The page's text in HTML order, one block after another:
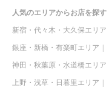
人気のエリアからお店を探す
新宿・代々木・大久保エリア
銀座・新橋・有楽町エリア
神田・秋葉原・水道橋エリア
上野・浅草・日暮里エリア